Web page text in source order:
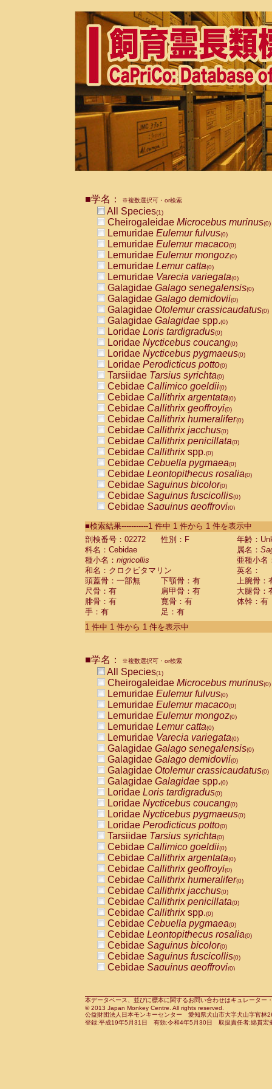
■学名： ※複数選択可・or検索
All Species(1)
Cheirogaleidae Microcebus murinus(0)
Lemuridae Eulemur fulvus(0)
Lemuridae Eulemur macaco(0)
Lemuridae Eulemur mongoz(0)
Lemuridae Lemur catta(0)
Lemuridae Varecia variegata(0)
Galagidae Galago senegalensis(0)
Galagidae Galago demidovii(0)
Galagidae Otolemur crassicaudatus(0)
Galagidae Galagidae spp.(0)
Loridae Loris tardigradus(0)
Loridae Nycticebus coucang(0)
Loridae Nycticebus pygmaeus(0)
Loridae Perodicticus potto(0)
Tarsiidae Tarsius syrichta(0)
Cebidae Callimico goeldii(0)
Cebidae Callithrix argentata(0)
Cebidae Callithrix geoffroyi(0)
Cebidae Callithrix humeralifer(0)
Cebidae Callithrix jacchus(0)
Cebidae Callithrix penicillata(0)
Cebidae Callithrixspp.(0)
Cebidae Cebuella pygmaea(0)
Cebidae Leontopithecus rosalia(0)
Cebidae Saguinus bicolor(0)
Cebidae Saguinus fuscicollis(0)
Cebidae Saguinus geoffroyi(0)
CebidaeSaguinus labiatus(0)
Cebidae Saguinus leucopus (0)
Cebidae
CebidaeSaguinus mystax
CebidaeSaguinus nigricollis (1)
Cebidae Saguinus oedipus
Cebidae Saguinus weddelli
Cebidae Saguinusspp.
Cebidae Aotus trivirgatus
Cebidae Cebus albifrons
CebidaeCebus nigrivittatus
CebidaeCebus
CebidaeSaimiri boliviensis(0)
CebidaeSaimiri sciureus(0)
AtelidaeAlouatta caraya(0)
AtelidaeAlouatta fusca(0)
AtelidaeAlouatta seniculus
AtelidaeAlouattaspp.(0)
AtelidaeAteles belzebuth(0)
AtelidaeAteles geoffroyi(0)
AtelidaeAteles paniscus(0)
AtelidaeAtelesspp.(0)
Atelidae Lagothrix lagothricha
AtelidaeLagothrix lagothricha cana
PitheciidaeCacajao calvus
PitheciidaeCallicebus cupreus
PitheciidaeCallicebus donacophilus
PitheciidaeCallicebus moloch
PitheciidaeCallicebus torquatus
PitheciidaeCallicebusspp.(0)
PitheciidaeChiropotes satanas(0)
PitheciidaePithecia monachus
PitheciidaePithecia pithecia(0)
CercopithecidaeCercocebus agilis
CercopithecidaeCercocebus
CercopithecidaeCercocebus
CercopithecidaeCercocebus
CercopithecidaeCercocebus
CercopithecidaeCercocebushybrid
CercopithecidaePapio anubis(0)
CercopithecidaePapio cynocephalus
CercopithecidaePapio hamadryas(0)
■検索結果-----------1 件中 1 件から 1 件を表示中
剖検番号：02272
性別：F
年齢：
科名：Cebidae
属名：
種小名： nigricollis
亜種小名
和名：クロクビタマリン
英名：
頭蓋骨：一部無
下顎骨：有
上腕骨：
尺骨：有
肩甲骨：有
大腿骨：
腓骨：有
寛骨：有
体幹：有
手：有
足：有
1 件中 1 件から 1 件を表示中
■学名： ※複数選択可・or検索
All Species(1)
Cheirogaleidae Microcebus murinus(0)
Lemuridae Eulemur fulvus(0)
Lemuridae Eulemur macaco(0)
Lemuridae Eulemur mongoz(0)
Lemuridae Lemur catta(0)
Lemuridae Varecia variegata(0)
Galagidae Galago senegalensis(0)
Galagidae Galago demidovii(0)
Galagidae Otolemur crassicaudatus(0)
Galagidae Galagidae spp.(0)
Loridae Loris tardigradus(0)
Loridae Nycticebus coucang(0)
Loridae Nycticebus pygmaeus(0)
Loridae Perodicticus potto(0)
Tarsiidae Tarsius syrichta(0)
Cebidae Callimico goeldii(0)
Cebidae Callithrix argentata(0)
Cebidae Callithrix geoffroyi(0)
Cebidae Callithrix humeralifer(0)
Cebidae Callithrix jacchus(0)
Cebidae Callithrix penicillata(0)
Cebidae Callithrixspp.(0)
Cebidae Cebuella pygmaea(0)
Cebidae Leontopithecus rosalia(0)
Cebidae Saguinus bicolor(0)
Cebidae Saguinus fuscicollis(0)
Cebidae Saguinus geoffroyi(0)
CebidaeSaguinus leucopus(0)
CebidaeSaguinus midas(0)
Cebidae Saguinus mystax(0)
本データベース、並びに標本に関するお問い合わせはキュレータ
© 2013 Japan Monkey Centre. All rights reserved.
公益財団法人日本モンキーセンター 愛知県犬山市大字犬山字官
登録:平成19年5月31日 有効:令和4年5月30日 取扱責任者:綿貫宏